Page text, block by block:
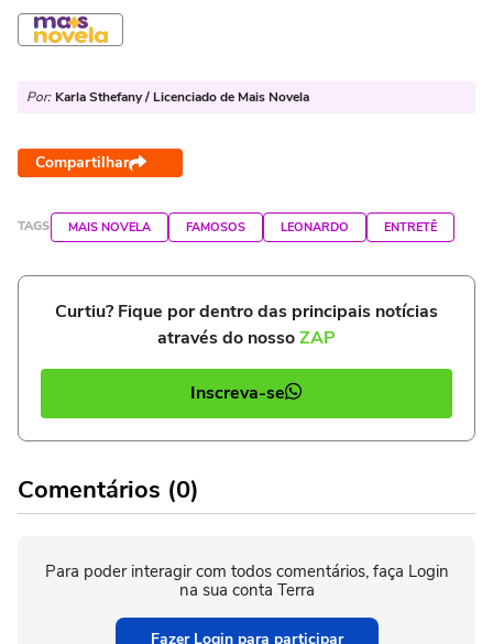
Por: Karla Sthefany / Licenciado de Mais Novela
Compartilhar
TAGS MAIS NOVELA FAMOSOS LEONARDO ENTRETÊ
Curtiu? Fique por dentro das principais notícias
através do nossoZAP
Inscreva-se
Comentários (0)
Para poder interagir com todos comentários, faça Login
na sua conta Terra
Fazer Login para participar